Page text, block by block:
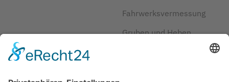
Fahrwerksvermessung
Gruben und Heben